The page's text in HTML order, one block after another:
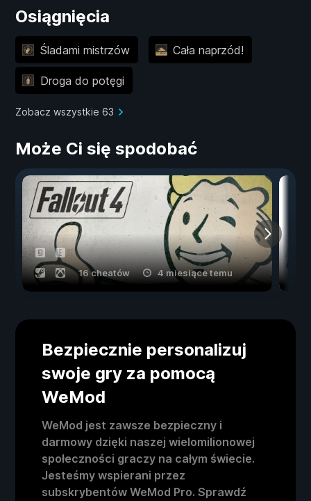
Osiągnięcia
Śladami mistrzów Cała naprzód!
Droga do potęgi
Zobacz wszystkie 63
Może Ci się spodobać
16 cheatów 4 miesiące temu
Bezpiecznie personalizuj
swoje gry za pomocą
WeMod
WeMod jest zawsze bezpieczny i
darmowy dzięki naszej wielomilionowej
społeczności graczy na całym świecie.
Jesteśmy wspierani przez
subskrybentów WeMod Pro. Sprawdź